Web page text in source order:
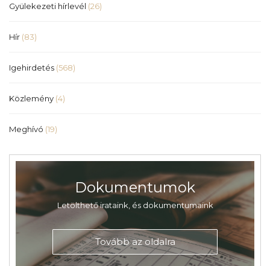
Gyülekezeti hírlevél (26)
Hír (83)
Igehirdetés (568)
Közlemény (4)
Meghívó (19)
Dokumentumok
Letölthető irataink, és dokumentumaink
Tovább az oldalra